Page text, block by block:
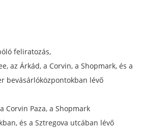
feliratozás,
az Árkád, a Corvin, a Shopmark, és a
bevásárlóközpontokban lévő
Corvin Paza, a Shopmark
és a Sztregova utcában lévő